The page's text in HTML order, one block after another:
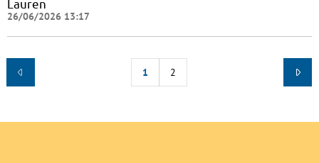
Lauren
26/06/2026 13:17
1 2